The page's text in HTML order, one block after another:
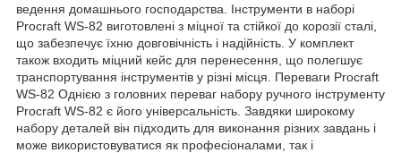
ведення домашнього господарства. Інструменти в наборі
Procraft WS-82 виготовлені з міцної та стійкої до корозії сталі,
що забезпечує їхню довговічність і надійність. У комплект
також входить міцний кейс для перенесення, що полегшує
транспортування інструментів у різні місця. Переваги Procraft
WS-82 Однією з головних переваг набору ручного інструменту
Procraft WS-82 є його універсальність. Завдяки широкому
набору деталей він підходить для виконання різних завдань і
може використовуватися як професіоналами, так і